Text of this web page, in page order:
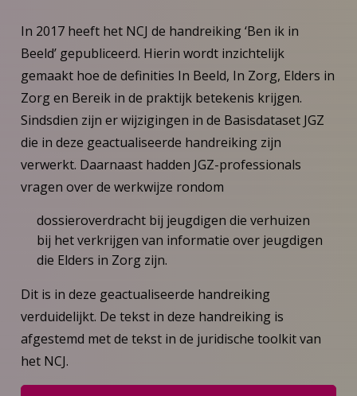
In 2017 heeft het NCJ de handreiking ‘Ben ik in
Beeld’ gepubliceerd. Hierin wordt inzichtelijk
gemaakt hoe de definities In Beeld, In Zorg, Elders in
Zorg en Bereik in de praktijk betekenis krijgen.
Sindsdien zijn er wijzigingen in de Basisdataset JGZ
die in deze geactualiseerde handreiking zijn
verwerkt. Daarnaast hadden JGZ-professionals
vragen over de werkwijze rondom
dossieroverdracht bij jeugdigen die verhuizen
bij het verkrijgen van informatie over jeugdigen
die Elders in Zorg zijn.
Dit is in deze geactualiseerde handreiking
verduidelijkt. De tekst in deze handreiking is
afgestemd met de tekst in de juridische toolkit van
het NCJ.